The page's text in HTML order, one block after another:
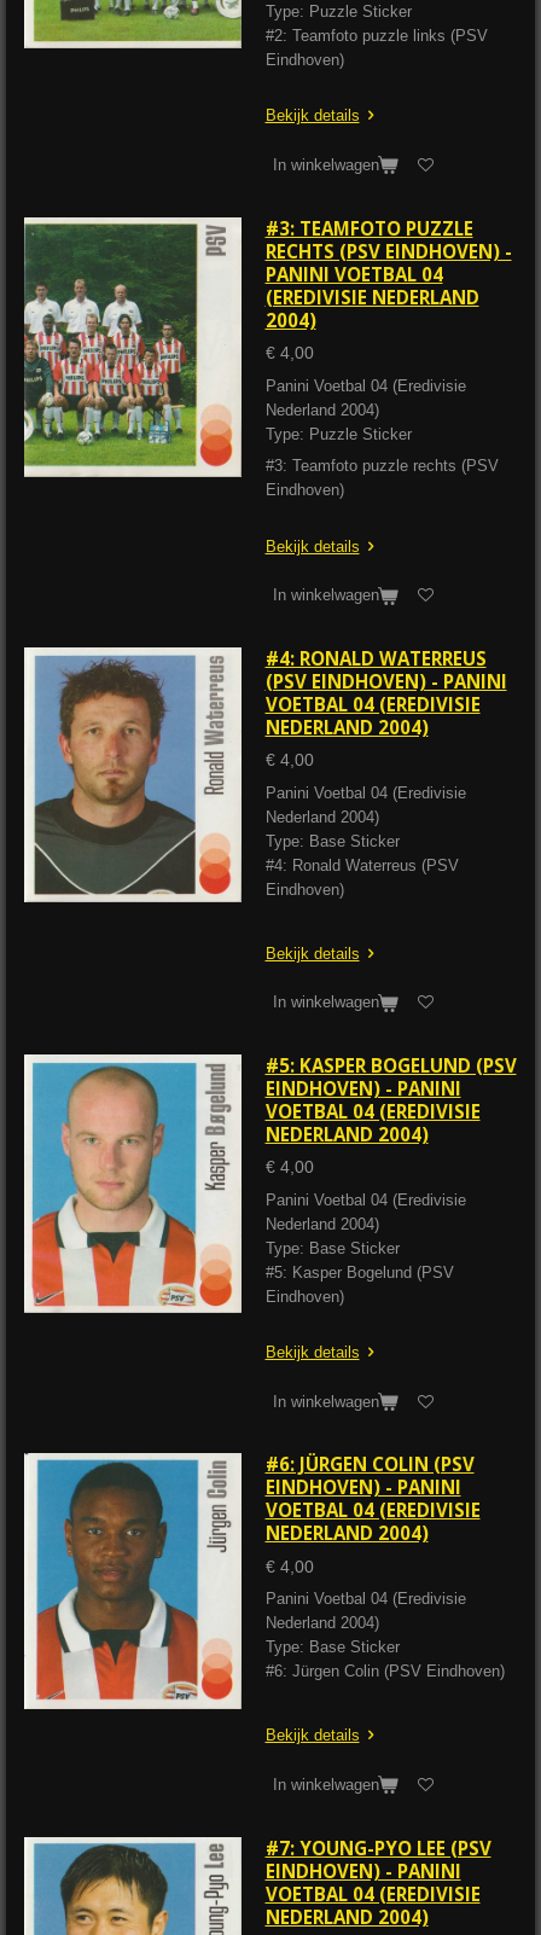
Type: Puzzle Sticker
#2: Teamfoto puzzle links (PSV
Eindhoven)
Bekijk details
In winkelwagen
#3: TEAMFOTO PUZZLE
RECHTS (PSV EINDHOVEN) -
PANINI VOETBAL 04
(EREDIVISIE NEDERLAND
2004)
€ 4,00
Panini Voetbal 04 (Eredivisie
Nederland 2004)
Type: Puzzle Sticker
#3: Teamfoto puzzle rechts (PSV
Eindhoven)
Bekijk details
In winkelwagen
#4: RONALD WATERREUS
(PSV EINDHOVEN) - PANINI
VOETBAL 04 (EREDIVISIE
NEDERLAND 2004)
€ 4,00
Panini Voetbal 04 (Eredivisie
Nederland 2004)
Type: Base Sticker
#4: Ronald Waterreus (PSV
Eindhoven)
Bekijk details
In winkelwagen
#5: KASPER BOGELUND (PSV
EINDHOVEN) - PANINI
VOETBAL 04 (EREDIVISIE
NEDERLAND 2004)
€ 4,00
Panini Voetbal 04 (Eredivisie
Nederland 2004)
Type: Base Sticker
#5: Kasper Bogelund (PSV
Eindhoven)
Bekijk details
In winkelwagen
#6: JÜRGEN COLIN (PSV
EINDHOVEN) - PANINI
VOETBAL 04 (EREDIVISIE
NEDERLAND 2004)
€ 4,00
Panini Voetbal 04 (Eredivisie
Nederland 2004)
Type: Base Sticker
#6: Jürgen Colin (PSV Eindhoven)
Bekijk details
In winkelwagen
#7: YOUNG-PYO LEE (PSV
EINDHOVEN) - PANINI
VOETBAL 04 (EREDIVISIE
NEDERLAND 2004)